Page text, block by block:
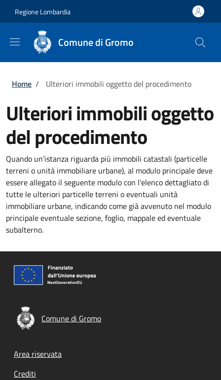
Regione Lombardia
Comune di Gromo
Briciole di pane
Home / Ulteriori immobili oggetto del procedimento
Ulteriori immobili oggetto
del procedimento
Quando un'istanza riguarda più immobili catastali (particelle
terreni o unità immobiliare urbane), al modulo principale deve
essere allegato il seguente modulo con l'elenco dettagliato di
tutte le ulteriori particelle terreni o eventuali unità
immobiliare urbane, indicando come già avvenuto nel modulo
principale eventuale sezione, foglio, mappale ed eventuale
subalterno.
Comune di Gromo
Footer menu
Area riservata
Crediti